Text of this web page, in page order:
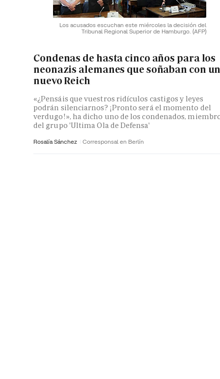
Los acusados escuchan este miércoles la decisión del
Tribunal Regional Superior de Hamburgo. (AFP)
Condenas de hasta cinco años para los
neonazis alemanes que soñaban con
nuevo Reich
«¿Pensáis que vuestros ridículos castigos y leyes
podrán silenciarnos? ¡Pronto será el momento del
verdugo!», ha dicho uno de los condenados,
del grupo 'Ultima Ola de Defensa'
Rosalía Sánchez Corresponsal en Berlín